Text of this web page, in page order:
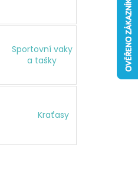
Sportovní vaky
a tašky
Kraťasy
Následující